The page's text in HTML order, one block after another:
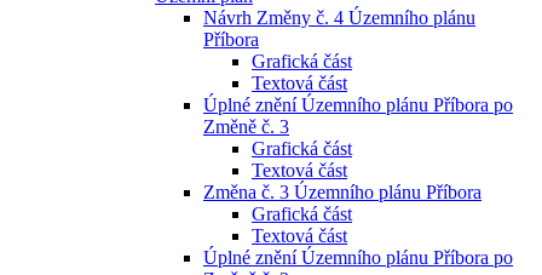
Návrh Změny č. 4 Územního plánu
Příbora
Grafická část
Textová část
Úplné znění Územního plánu Příbora po
Změně č. 3
Grafická část
Textová část
Změna č. 3 Územního plánu Příbora
Grafická část
Textová část
Úplné znění Územního plánu Příbora po